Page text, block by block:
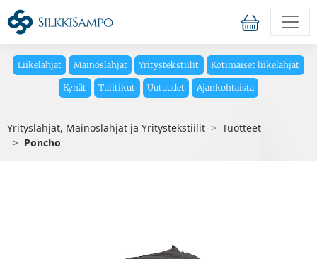
Liikelahjat Mainoslahjat Yritystekstiilit Kotimaiset liikelahjat
Kynät Tulitikut Uutuudet Ajankohtaista
Yrityslahjat, Mainoslahjat ja Yritystekstiilit
Tuotteet
Poncho